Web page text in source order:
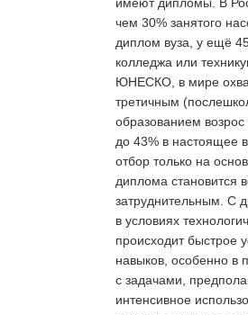
чем 30% занятого
диплом вуза, у ещё
колледжа или
ЮНЕСКО, в мире
третичным
образованием возрос
до 43% в настоящее
отбор только на
диплома становится
затруднительным. С
в условиях
происходит быстрое
навыков, особенно в
с задачами,
интенсивное